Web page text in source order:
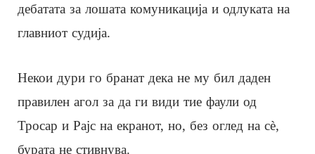
дебатата за лошата комуникација и одлуката на
главниот судија.
Некои дури го бранат дека не му бил даден
правилен агол за да ги види тие фаули од
Тросар и Рајс на екранот, но, без оглед на сè,
бурата не стивнува.